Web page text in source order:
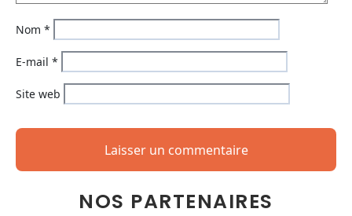
Nom *
E-mail *
Site web
NOS PARTENAIRES